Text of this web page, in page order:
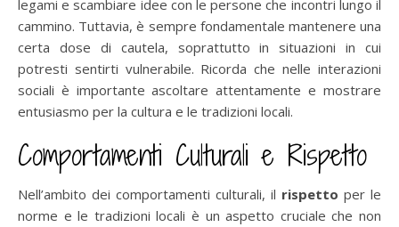
legami e scambiare idee con le persone che incontri lungo il
cammino. Tuttavia, è sempre fondamentale mantenere una
certa dose di cautela, soprattutto in situazioni in cui
potresti sentirti vulnerabile. Ricorda che nelle interazioni
sociali è importante ascoltare attentamente e mostrare
entusiasmo per la cultura e le tradizioni locali.
Comportamenti Culturali e Rispetto
Nell’ambito dei comportamenti culturali, il rispetto per le
norme e le tradizioni locali è un aspetto cruciale che non